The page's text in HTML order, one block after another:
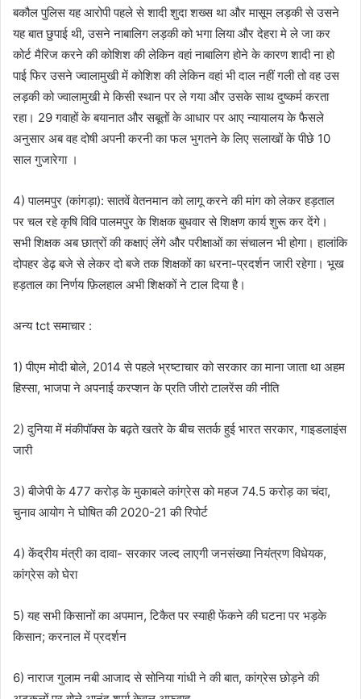
बकौल पुलिस यह आरोपी पहले से शादी शुदा शख्स था और मासूम लड़की से उसने
यह बात छुपाई थी, उसने नाबालिग लड़की को भगा लिया और देहरा मे ले जा कर
कोर्ट मैरिज करने की कोशिश की लेकिन वहां नाबालिग होने के कारण शादी ना हो
पाई फिर उसने ज्वालामुखी में कोशिश की लेकिन वहां भी दाल नहीं गली तो वह उस
लड़की को ज्वालामुखी मे किसी स्थान पर ले गया और उसके साथ दुष्कर्म करता
रहा। 29 गवाहों के बयानात और सबूतों के आधार पर आए न्यायालय के फैसले
अनुसार अब वह दोषी अपनी करनी का फल भुगतने के लिए सलाखों के पीछे 10
साल गुजारेगा ।
4) पालमपुर (कांगड़ा): सातवें वेतनमान को लागू करने की मांग को लेकर हड़ताल
पर चल रहे कृषि विवि पालमपुर के शिक्षक बुधवार से शिक्षण कार्य शुरू कर देंगे।
सभी शिक्षक अब छात्रों की कक्षाएं लेंगे और परीक्षाओं का संचालन भी होगा। हालांकि
दोपहर डेढ़ बजे से लेकर दो बजे तक शिक्षकों का धरना-प्रदर्शन जारी रहेगा। भूख
हड़ताल का निर्णय फ़िलहाल अभी शिक्षकों ने टाल दिया है।
अन्य tct समाचार :
1) पीएम मोदी बोले, 2014 से पहले भ्रष्टाचार को सरकार का माना जाता था अहम
हिस्सा, भाजपा ने अपनाई करप्शन के प्रति जीरो टालरेंस की नीति
2) दुनिया में मंकीपॉक्स के बढ़ते खतरे के बीच सतर्क हुई भारत सरकार, गाइडलाइंस
जारी
3) बीजेपी के 477 करोड़ के मुकाबले कांग्रेस को महज 74.5 करोड़ का चंदा,
चुनाव आयोग ने घोषित की 2020-21 की रिपोर्ट
4) केंद्रीय मंत्री का दावा- सरकार जल्द लाएगी जनसंख्या नियंत्रण विधेयक,
कांग्रेस को घेरा
5) यह सभी किसानों का अपमान, टिकैत पर स्याही फेंकने की घटना पर भड़के
किसान; करनाल में प्रदर्शन
6) नाराज गुलाम नबी आजाद से सोनिया गांधी ने की बात, कांग्रेस छोड़ने की